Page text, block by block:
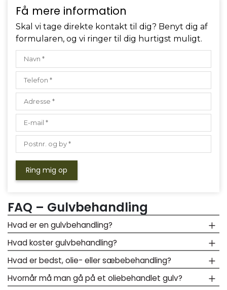
Få mere information
Skal vi tage direkte kontakt til dig? Benyt dig af
formularen, og vi ringer til dig hurtigst muligt.
FAQ – Gulvbehandling
Hvad er en gulvbehandling?
Hvad koster gulvbehandling?
Hvad er bedst, olie- eller sæbebehandling?
Hvornår må man gå på et oliebehandlet gulv?